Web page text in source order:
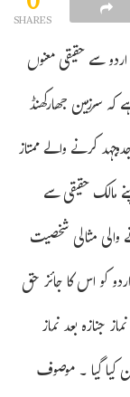
SHARES
اردو سے حقیقی معنوں
سرزمین جھارکھنڈ
کرنے والے ممتاز
مالک حقیقی سے
مثالی شخصیت
کو اس کا جائز حق
جنازہ بعد نماز
کیا گیا ۔ موصوف